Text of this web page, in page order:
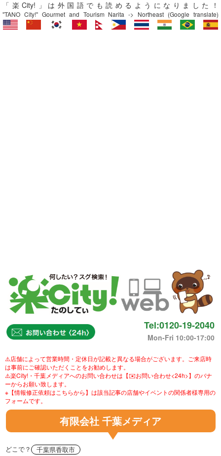
「楽City!」は外国語でも読めるようになりました！
"TANO City!" Gourmet and Tourism Narita -> Northeast (Google translate)
Tel:0120-19-2040
Mon-Fri 10:00-17:00
⚠️店舗によって営業時間・定休日が記載と異なる場合がございます。ご来店時
は事前にご確認いただくことをお勧めします。
⚠️楽City!・千葉メディアへのお問い合わせは【✉️お問い合わせ<24h>】のバナ
ーからお願い致します。
※【情報修正依頼はこちらから】は該当記事の店舗やイベントの関係者様専用の
フォームです。
有限会社 千葉メディア
どこで？ 千葉県香取市